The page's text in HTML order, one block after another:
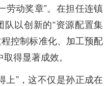
劳动奖章”。在担任连镇
以创新的“资源配置集
控制标准化、加工预配
得显著成效。
上”，这不仅是孙正成在